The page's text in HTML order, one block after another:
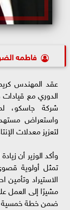
فاطمه
عقد المهندس كريم
الدوري مع قيادات
شركة جاسكو،
واستعراض
لتعزيز معدلات
وأكد الوزير أن
تمثل أولوية
مشيرًا إلى العمل
ضمن خطة خمسية